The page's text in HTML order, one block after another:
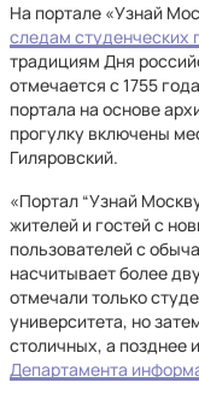
На портале «Узнай
следам студенческих
традициям Дня
отмечается с 1755
портала на основе
прогулку включены
Гиляровский.
«Портал “Узнай
жителей и гостей с
пользователей с
насчитывает более
отмечали только
университета, но
столичных, а позднее
Департамента